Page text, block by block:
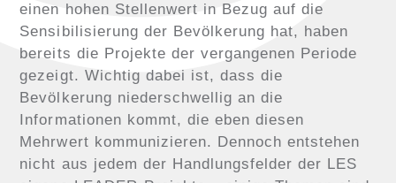
einen hohen Stellenwert in Bezug auf die
Sensibilisierung der Bevölkerung hat, haben
bereits die Projekte der vergangenen Periode
gezeigt. Wichtig dabei ist, dass die
Bevölkerung niederschwellig an die
Informationen kommt, die eben diesen
Mehrwert kommunizieren. Dennoch entstehen
nicht aus jedem der Handlungsfelder der LES